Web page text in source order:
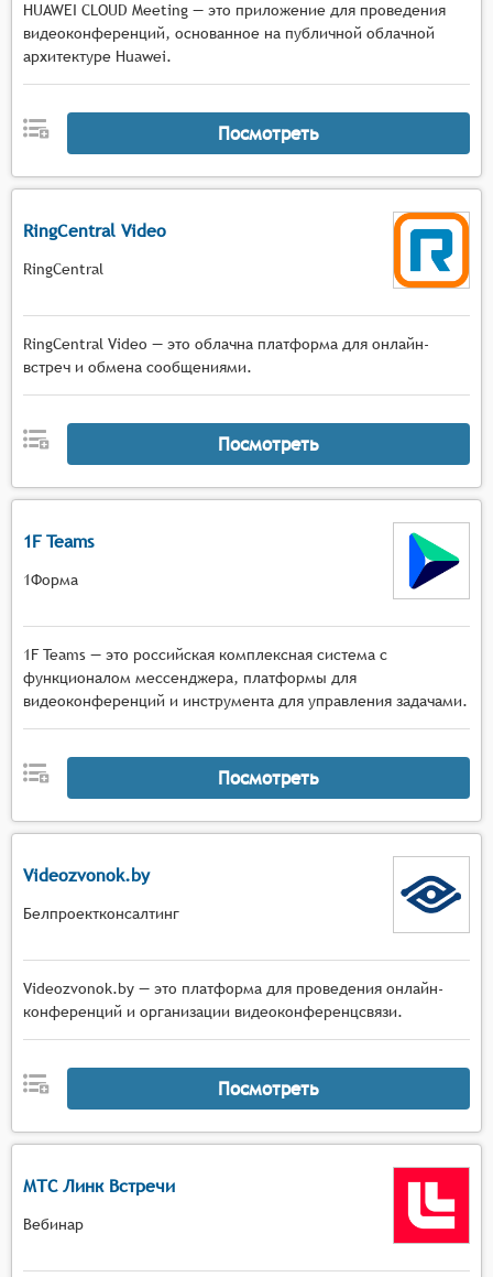
HUAWEI CLOUD Meeting — это приложение для проведения
видеоконференций, основанное на публичной облачной
архитектуре Huawei.
Посмотреть
RingCentral Video
RingCentral
RingCentral Video — это облачна платформа для онлайн-
встреч и обмена сообщениями.
Посмотреть
1F Teams
1Форма
1F Teams — это российская комплексная система с
функционалом мессенджера, платформы для
видеоконференций и инструмента для управления задачами.
Посмотреть
Videozvonok.by
Белпроектконсалтинг
Videozvonok.by — это платформа для проведения онлайн-
конференций и организации видеоконференцсвязи.
Посмотреть
МТС Линк Встречи
Вебинар